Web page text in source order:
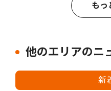
もっ
他のエリアのニ
新